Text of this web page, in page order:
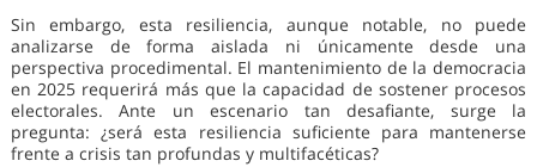
Sin embargo, esta resiliencia, aunque notable, no puede
analizarse de forma aislada ni únicamente desde una
perspectiva procedimental. El mantenimiento de la democracia
en 2025 requerirá más que la capacidad de sostener procesos
electorales. Ante un escenario tan desafiante, surge la
pregunta: ¿será esta resiliencia suficiente para mantenerse
frente a crisis tan profundas y multifacéticas?